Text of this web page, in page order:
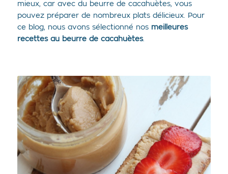
mieux, car avec du beurre de cacahuètes, vous
pouvez préparer de nombreux plats délicieux. Pour
ce blog, nous avons sélectionné nos meilleures
recettes au beurre de cacahuètes.